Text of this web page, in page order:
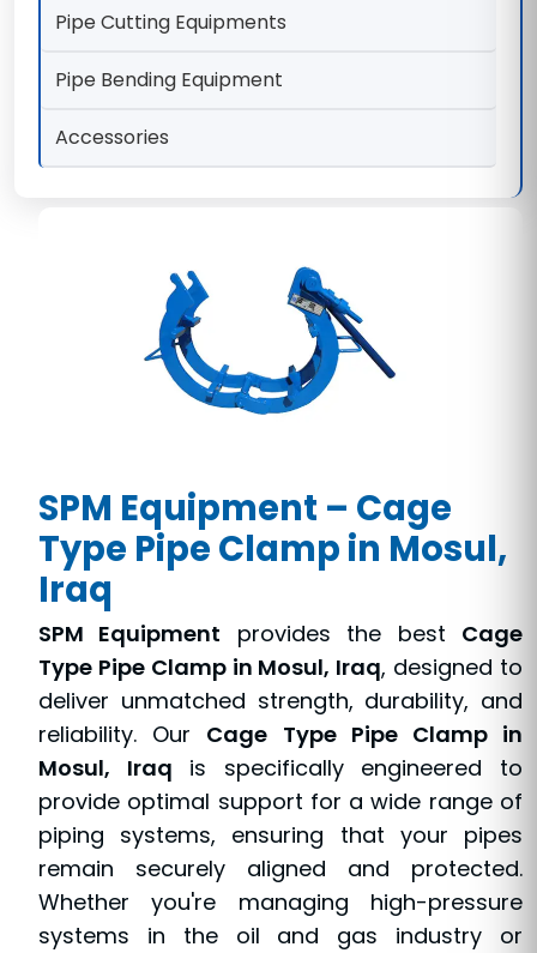
Pipe Cutting Equipments
Pipe Bending Equipment
Accessories
SPM Equipment – Cage
Type Pipe Clamp in Mosul,
Iraq
SPM Equipment provides the best Cage
Type Pipe Clamp in Mosul, Iraq, designed to
deliver unmatched strength, durability, and
reliability. Our Cage Type Pipe Clamp in
Mosul, Iraq is specifically engineered to
provide optimal support for a wide range of
piping systems, ensuring that your pipes
remain securely aligned and protected.
Whether you're managing high-pressure
systems in the oil and gas industry or